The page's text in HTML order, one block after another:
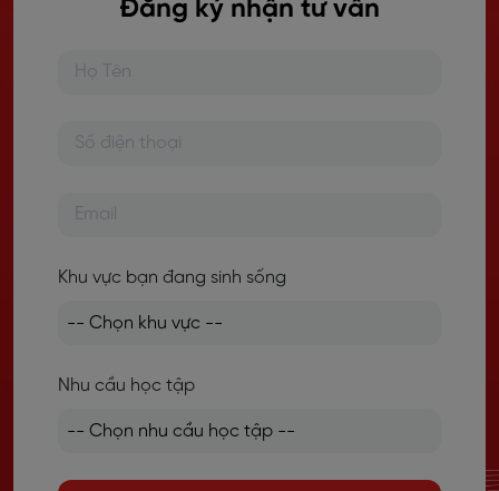
Đăng ký nhận tư vấn
Khu vực bạn đang sinh sống
Nhu cầu học tập